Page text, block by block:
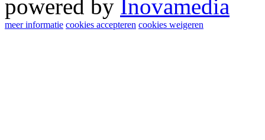
powered by Inovamedia
meer informatie cookies accepteren cookies weigeren